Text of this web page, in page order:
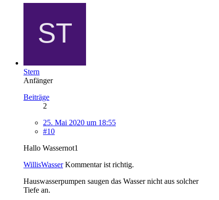
Stern
Anfänger
Beiträge
2
25. Mai 2020 um 18:55
#10
Hallo Wassernot1
WillisWasserKommentar ist richtig.
Hauswasserpumpen saugen das Wasser nicht aus solcher
Tiefe an.